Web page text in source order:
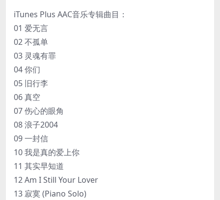
iTunes Plus AAC音乐专辑曲目：
01 爱无言
02 不孤单
03 灵魂有罪
04 你们
05 旧行李
06 真空
07 伤心的眼角
08 浪子2004
09 一封信
10 我是真的爱上你
11 其实早知道
12 Am I Still Your Lover
13 寂寞 (Piano Solo)